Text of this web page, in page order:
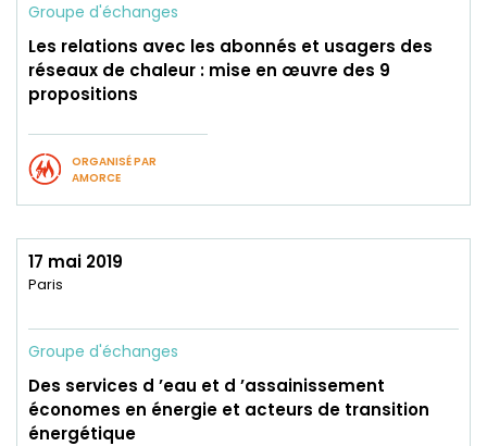
Groupe d'échanges
Les relations avec les abonnés et usagers des
réseaux de chaleur : mise en œuvre des 9
propositions
ORGANISÉ PAR
AMORCE
17 mai 2019
Paris
Groupe d'échanges
Des services d ’eau et d ’assainissement
économes en énergie et acteurs de transition
énergétique